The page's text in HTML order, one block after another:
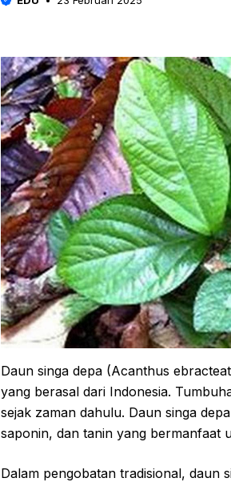
Daun singa depa (Acanthus
yang berasal dari Indonesia.
sejak zaman dahulu. Daun singa
saponin, dan tanin yang bermanfaat
Dalam pengobatan tradisional, daun